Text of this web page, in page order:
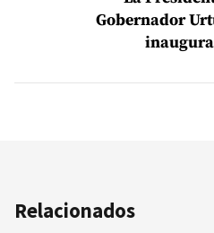
Gobernador
Relacionados